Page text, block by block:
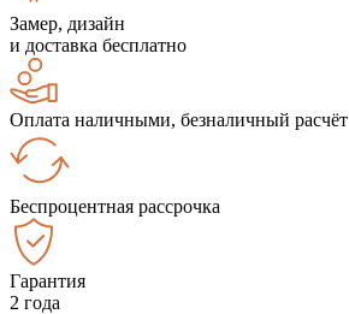
Замер, дизайн
и доставка бесплатно
Оплата наличными, безналичный расчёт
Беспроцентная рассрочка
Гарантия
2 года